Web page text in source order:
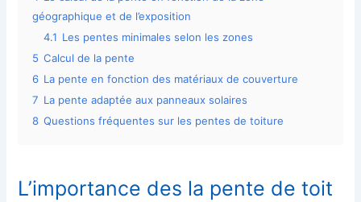
géographique et de l’exposition
4.1 Les pentes minimales selon les zones
5 Calcul de la pente
6 La pente en fonction des matériaux de couverture
7 La pente adaptée aux panneaux solaires
8 Questions fréquentes sur les pentes de toiture
L’importance des la pente de toit